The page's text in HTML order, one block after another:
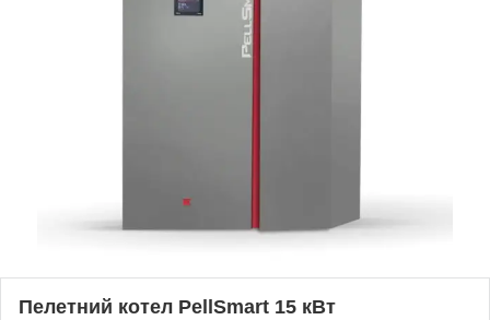
Пелетний котел PellSmart 15 кВт